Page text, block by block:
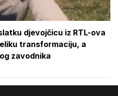
djevojčicu iz RTL-ova
transformaciju, a
zavodnika